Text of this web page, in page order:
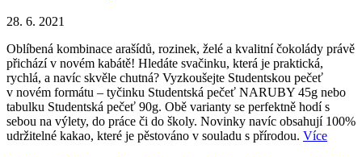
28. 6. 2021
Oblíbená kombinace arašídů, rozinek, želé a kvalitní čokolády právě
přichází v novém kabátě! Hledáte svačinku, která je praktická,
rychlá, a navíc skvěle chutná? Vyzkoušejte Studentskou pečeť
v novém formátu – tyčinku Studentská pečeť NARUBY 45g nebo
tabulku Studentská pečeť 90g. Obě varianty se perfektně hodí s
sebou na výlety, do práce či do školy. Novinky navíc obsahují 100%
udržitelné kakao, které je pěstováno v souladu s přírodou. Více